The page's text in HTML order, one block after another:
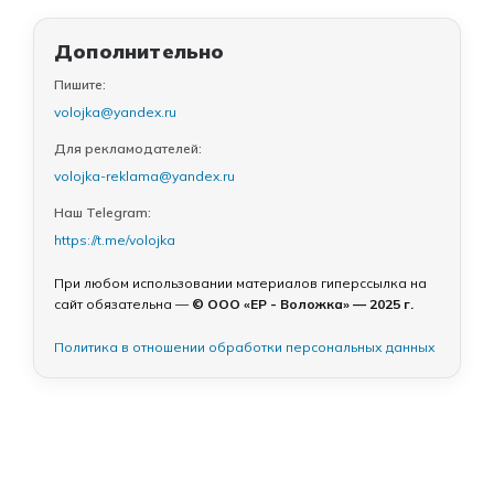
Дополнительно
Пишите:
volojka@yandex.ru
Для рекламодателей:
volojka-reklama@yandex.ru
Наш Telegram:
https://t.me/volojka
При любом использовании материалов гиперссылка на
сайт обязательна — © ООО «ЕР - Воложка» — 2025 г.
Политика в отношении обработки персональных данных